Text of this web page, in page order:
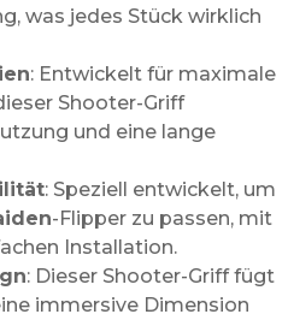
was jedes Stück wirklich
: Entwickelt für maximale
Shooter-Griff
und eine lange
: Speziell entwickelt, um
-Flipper zu passen, mit
Installation.
: Dieser Shooter-Griff fügt
immersive Dimension